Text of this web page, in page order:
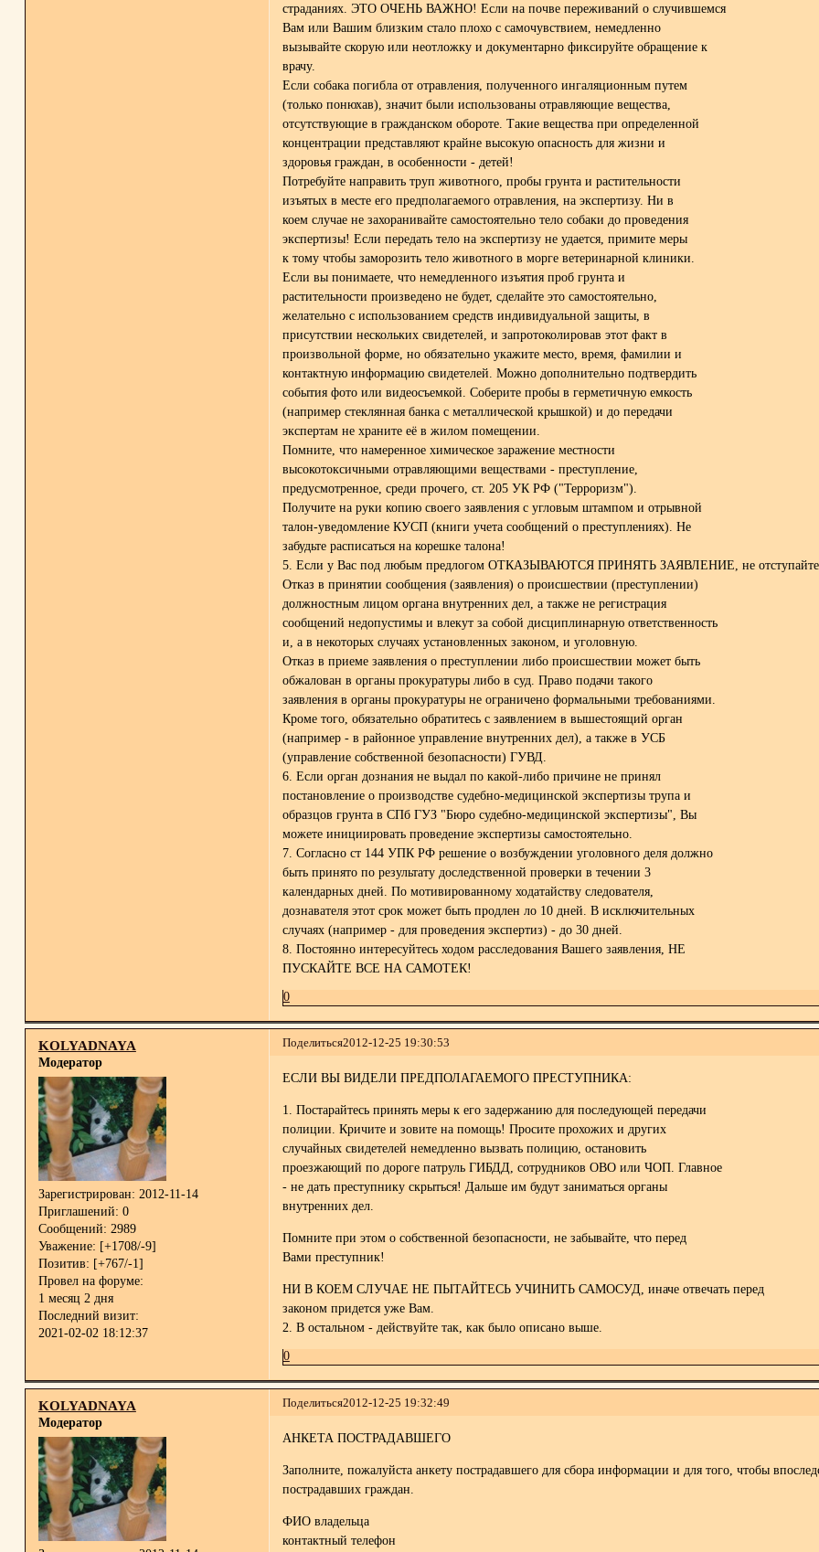
страданиях. ЭТО ОЧЕНЬ ВАЖНО! Если на почве переживаний о случившемся
Вам или Вашим близким стало плохо с самочувствием, немедленно
вызывайте скорую или неотложку и документарно фиксируйте обращение к
врачу.
Если собака погибла от отравления, полученного ингаляционным путем
(только понюхав), значит были использованы отравляющие вещества,
отсутствующие в гражданском обороте. Такие вещества при определенной
концентрации представляют крайне высокую опасность для жизни и
здоровья граждан, в особенности - детей!
Потребуйте направить труп животного, пробы грунта и растительности
изъятых в месте его предполагаемого отравления, на экспертизу. Ни в
коем случае не захоранивайте самостоятельно тело собаки до проведения
экспертизы! Если передать тело на экспертизу не удается, примите меры
к тому чтобы заморозить тело животного в морге ветеринарной клиники.
Если вы понимаете, что немедленного изъятия проб грунта и
растительности произведено не будет, сделайте это самостоятельно,
желательно с использованием средств индивидуальной защиты, в
присутствии нескольких свидетелей, и запротоколировав этот факт в
произвольной форме, но обязательно укажите место, время, фамилии и
контактную информацию свидетелей. Можно дополнительно подтвердить
события фото или видеосъемкой. Соберите пробы в герметичную емкость
(например стеклянная банка с металлической крышкой) и до передачи
экспертам не храните её в жилом помещении.
Помните, что намеренное химическое заражение местности
высокотоксичными отравляющими веществами - преступление,
предусмотренное, среди прочего, ст. 205 УК РФ ("Терроризм").
Получите на руки копию своего заявления с угловым штампом и отрывной
талон-уведомление КУСП (книги учета сообщений о преступлениях). Не
забудьте расписаться на корешке талона!
5. Если у Вас под любым предлогом ОТКАЗЫВАЮТСЯ ПРИНЯТЬ ЗАЯВЛЕНИЕ, не
Отказ в принятии сообщения (заявления) о происшествии (преступлении)
должностным лицом органа внутренних дел, а также не регистрация
сообщений недопустимы и влекут за собой дисциплинарную ответственность
и, а в некоторых случаях установленных законом, и уголовную.
Отказ в приеме заявления о преступлении либо происшествии может быть
обжалован в органы прокуратуры либо в суд. Право подачи такого
заявления в органы прокуратуры не ограничено формальными требованиями.
Кроме того, обязательно обратитесь с заявлением в вышестоящий орган
(например - в районное управление внутренних дел), а также в УСБ
(управление собственной безопасности) ГУВД.
6. Если орган дознания не выдал по какой-либо причине не принял
постановление о производстве судебно-медицинской экспертизы трупа и
образцов грунта в СПб ГУЗ "Бюро судебно-медицинской экспертизы", Вы
можете инициировать проведение экспертизы самостоятельно.
7. Согласно ст 144 УПК РФ решение о возбуждении уголовного деля должно
быть принято по результату доследственной проверки в течении 3
календарных дней. По мотивированному ходатайству следователя,
дознавателя этот срок может быть продлен ло 10 дней. В исключительных
случаях (например - для проведения экспертиз) - до 30 дней.
8. Постоянно интересуйтесь ходом расследования Вашего заявления, НЕ
ПУСКАЙТЕ ВСЕ НА САМОТЕК!
0
Поделиться2012-12-25 19:30:53
KOLYADNAYA
Модератор
Зарегистрирован: 2012-11-14
Приглашений: 0
Сообщений: 2989
Уважение: [+1708/-9]
Позитив: [+767/-1]
Провел на форуме:
1 месяц 2 дня
Последний визит:
2021-02-02 18:12:37
ЕСЛИ ВЫ ВИДЕЛИ ПРЕДПОЛАГАЕМОГО ПРЕСТУПНИКА:
1. Постарайтесь принять меры к его задержанию для последующей передачи
полиции. Кричите и зовите на помощь! Просите прохожих и других
случайных свидетелей немедленно вызвать полицию, остановить
проезжающий по дороге патруль ГИБДД, сотрудников ОВО или ЧОП. Главное
- не дать преступнику скрыться! Дальше им будут заниматься органы
внутренних дел.
Помните при этом о собственной безопасности, не забывайте, что перед
Вами преступник!
НИ В КОЕМ СЛУЧАЕ НЕ ПЫТАЙТЕСЬ УЧИНИТЬ САМОСУД, иначе отвечать перед
законом придется уже Вам.
2. В остальном - действуйте так, как было описано выше.
0
Поделиться2012-12-25 19:32:49
KOLYADNAYA
Модератор
АНКЕТА ПОСТРАДАВШЕГО
Заполните, пожалуйста анкету пострадавшего для сбора информации и для того, чтобы
пострадавших граждан.
ФИО владельца
контактный телефон